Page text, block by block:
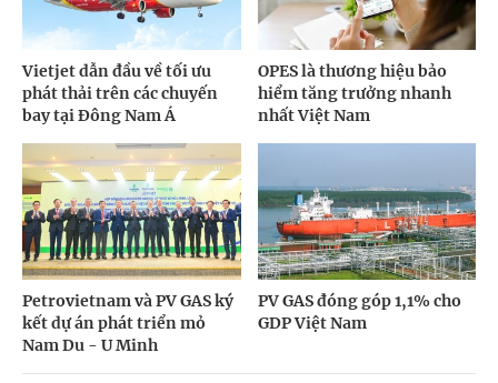
Vietjet dẫn đầu về tối ưu
phát thải trên các chuyến
bay tại Đông Nam Á
OPES là thương hiệu bảo
hiểm tăng trưởng nhanh
nhất Việt Nam
Petrovietnam và PV GAS ký
kết dự án phát triển mỏ
Nam Du - U Minh
PV GAS đóng góp 1,1% cho
GDP Việt Nam